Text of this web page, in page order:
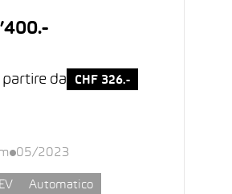
partire da CHF 326.-
05/2023
Automatico